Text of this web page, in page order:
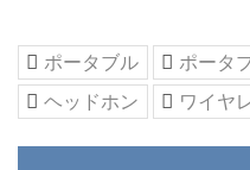
ポータブル ポータ
ヘッドホン
ワイヤ